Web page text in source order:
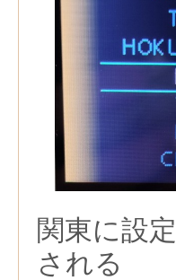
関東に設
される